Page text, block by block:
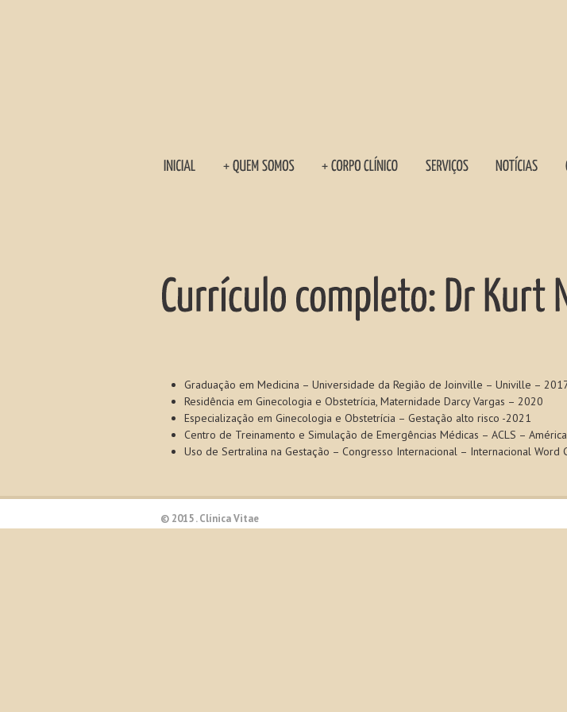
Graduação em Medicina – Universidade da Região de Joinville – Univille –
Residência em Ginecologia e Obstetrícia, Maternidade Darcy Vargas – 2020
Especialização em Ginecologia e Obstetrícia – Gestação alto risco -2021
Centro de Treinamento e Simulação de Emergências Médicas – ACLS –
Uso de Sertralina na Gestação – Congresso Internacional – Internacional Word
© 2015 . Clínica Vitae